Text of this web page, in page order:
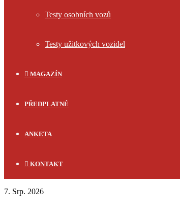
Testy osobních vozů
Testy užitkových vozidel
MAGAZÍN
PŘEDPLATNÉ
ANKETA
KONTAKT
7. Srp. 2026